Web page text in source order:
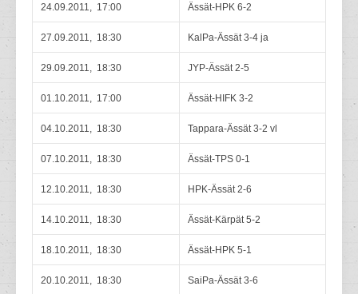
24.09.2011, 17:00 Ässät-HPK 6-2
27.09.2011, 18:30 KalPa-Ässät 3-4 ja
29.09.2011, 18:30 JYP-Ässät 2-5
01.10.2011, 17:00 Ässät-HIFK 3-2
04.10.2011, 18:30 Tappara-Ässät 3-2 vl
07.10.2011, 18:30 Ässät-TPS 0-1
12.10.2011, 18:30 HPK-Ässät 2-6
14.10.2011, 18:30 Ässät-Kärpät 5-2
18.10.2011, 18:30 Ässät-HPK 5-1
20.10.2011, 18:30 SaiPa-Ässät 3-6